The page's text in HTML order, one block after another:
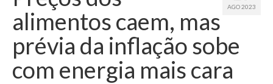
AGO 2023
alimentos caem, mas
prévia da inflação sobe
com energia mais cara